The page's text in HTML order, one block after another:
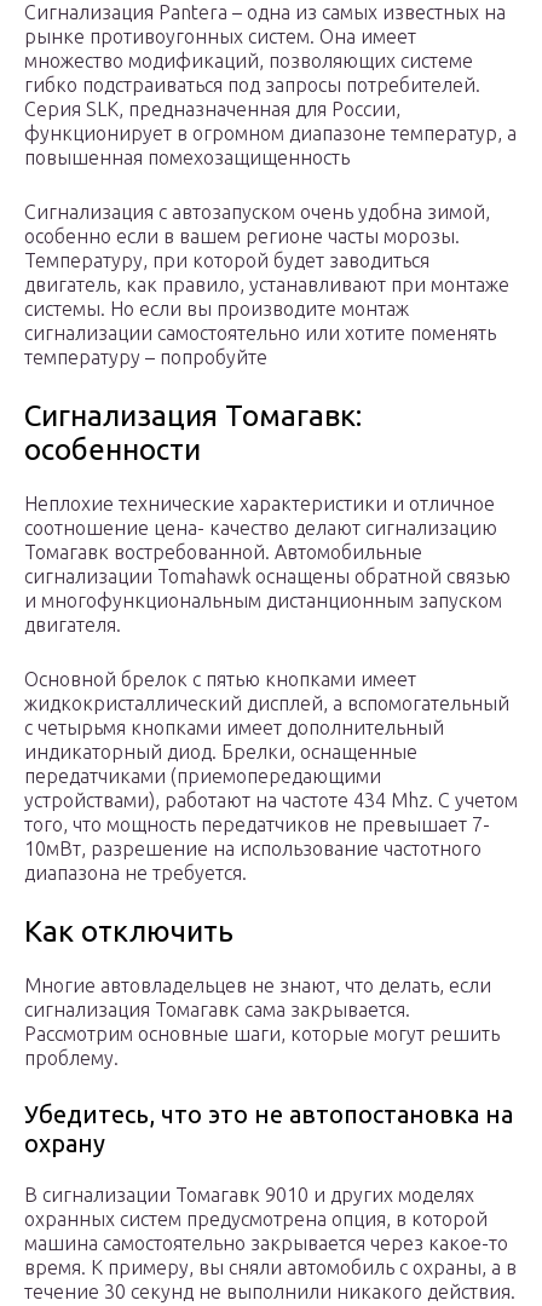
Сигнализация Pantera – одна из самых известных на
рынке противоугонных систем. Она имеет
множество модификаций, позволяющих системе
гибко подстраиваться под запросы потребителей.
Серия SLK, предназначенная для России,
функционирует в огромном диапазоне температур, а
повышенная помехозащищенность
Сигнализация с автозапуском очень удобна зимой,
особенно если в вашем регионе часты морозы.
Температуру, при которой будет заводиться
двигатель, как правило, устанавливают при монтаже
системы. Но если вы производите монтаж
сигнализации самостоятельно или хотите поменять
температуру – попробуйте
Сигнализация Томагавк:
особенности
Неплохие технические характеристики и отличное
соотношение цена- качество делают сигнализацию
Томагавк востребованной. Автомобильные
сигнализации Tomahawk оснащены обратной связью
и многофункциональным дистанционным запуском
двигателя.
Основной брелок с пятью кнопками имеет
жидкокристаллический дисплей, а вспомогательный
с четырьмя кнопками имеет дополнительный
индикаторный диод. Брелки, оснащенные
передатчиками (приемопередающими
устройствами), работают на частоте 434 Mhz. С учетом
того, что мощность передатчиков не превышает 7-
10мВт, разрешение на использование частотного
диапазона не требуется.
Как отключить
Многие автовладельцев не знают, что делать, если
сигнализация Томагавк сама закрывается.
Рассмотрим основные шаги, которые могут решить
проблему.
Убедитесь, что это не автопостановка на
охрану
В сигнализации Томагавк 9010 и других моделях
охранных систем предусмотрена опция, в которой
машина самостоятельно закрывается через какое-то
время. К примеру, вы сняли автомобиль с охраны, а в
течение 30 секунд не выполнили никакого действия.